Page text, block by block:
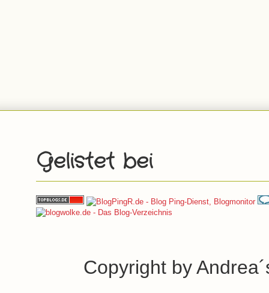
Gelistet bei
Copyright by